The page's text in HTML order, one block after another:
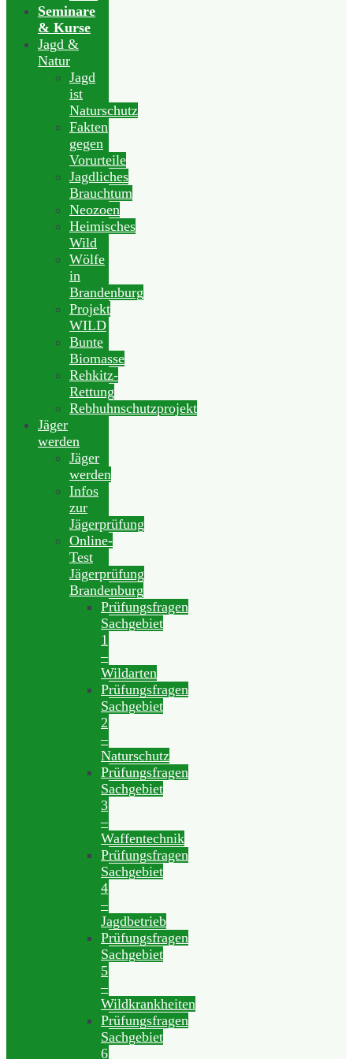
Seminare
& Kurse
Jagd &
Natur
Jagd
ist
Naturschutz
Fakten
gegen
Vorurteile
Jagdliches
Brauchtum
Neozoen
Heimisches
Wild
Wölfe
in
Brandenburg
Projekt
WILD
Bunte
Biomasse
Rehkitz-
Rettung
Rebhuhnschutzprojekt
Jäger
werden
Jäger
werden
Infos
zur
Jägerprüfung
Online-
Test
Jägerprüfung
Brandenburg
Prüfungsfragen
Sachgebiet
1
–
Wildarten
Prüfungsfragen
Sachgebiet
2
–
Naturschutz
Prüfungsfragen
Sachgebiet
3
–
Waffentechnik
Prüfungsfragen
Sachgebiet
4
–
Jagdbetrieb
Prüfungsfragen
Sachgebiet
5
–
Wildkrankheiten
Prüfungsfragen
Sachgebiet
6